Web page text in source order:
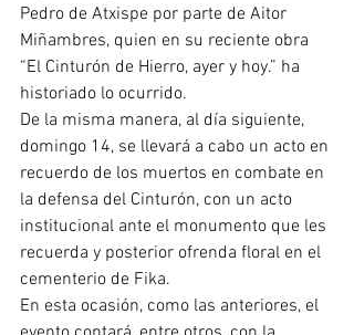
Pedro de Atxispe por parte de Aitor
Miñambres, quien en su reciente obra
“El Cinturón de Hierro, ayer y hoy.” ha
historiado lo ocurrido.
De la misma manera, al día siguiente,
domingo 14, se llevará a cabo un acto en
recuerdo de los muertos en combate en
la defensa del Cinturón, con un acto
institucional ante el monumento que les
recuerda y posterior ofrenda floral en el
cementerio de Fika.
En esta ocasión, como las anteriores, el